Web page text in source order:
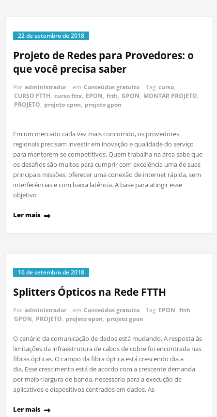
22 de setembro de 2018
Projeto de Redes para Provedores: o
que você precisa saber
Por administrador em Conteúdos gratuito Tag curso,
CURSO FTTH, curso fttx, EPON, ftth, GPON, MONTAR PROJETO,
PROJETO, projeto epon, projeto gpon
Em um mercado cada vez mais concorrido, os provedores
regionais precisam investir em inovação e qualidade do serviço
para manterem-se competitivos. Quem trabalha na área sabe que
os desafios são muitos para cumprir com excelência uma de suas
principais missões: oferecer uma conexão de internet rápida, sem
interferências e com baixa latência. A base para atingir esse
objetivo
Ler mais
16 de setembro de 2018
Splitters Ópticos na Rede FTTH
Por administrador em Conteúdos gratuito Tag EPON, ftth,
GPON, PROJETO, projeto epon, projeto gpon
O cenário da comunicação de dados está mudando. A resposta às
limitações da infraestrutura de cabos de cobre foi encontrada nas
fibras ópticas. O campo da fibra óptica está crescendo dia a
dia. Esse crescimento está de acordo com a crescente demanda
por maior largura de banda, necessária para a execução de
aplicativos e dispositivos centrados em dados. As
Ler mais